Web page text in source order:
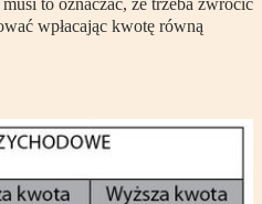
to oznaczać, że trzeba zwrócić
wpłacając kwotę równą